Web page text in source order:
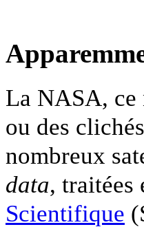
La NASA, ce
ou des
nombreux
data,
Scientifique